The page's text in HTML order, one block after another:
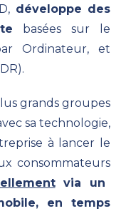
développe des
basées sur le
Ordinateur, et
grands groupes
sa technologie,
à lancer le
consommateurs
via un
en temps